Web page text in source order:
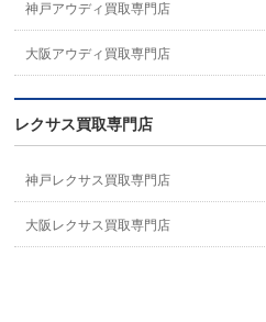
神戸アウディ買取専門店
大阪アウディ買取専門店
レクサス買取専門店
神戸レクサス買取専門店
大阪レクサス買取専門店